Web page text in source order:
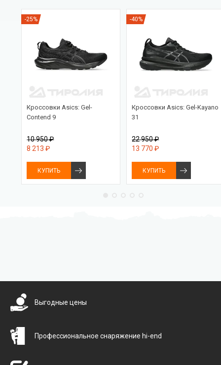
-25%
Кроссовки Asics: Gel-
Contend 9
10 950 ₽
8 213 ₽
КУПИТЬ
-40%
Кроссовки Asics: Gel-Kayano
31
22 950 ₽
13 770 ₽
КУПИТЬ
Выгодные цены
Профессиональное снаряжение hi-end